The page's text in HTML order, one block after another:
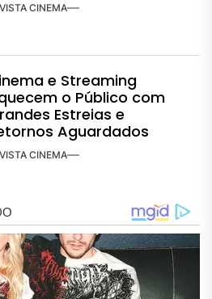
CINEMA
e Streaming
o Público com
Estreias e
Aguardados
CINEMA